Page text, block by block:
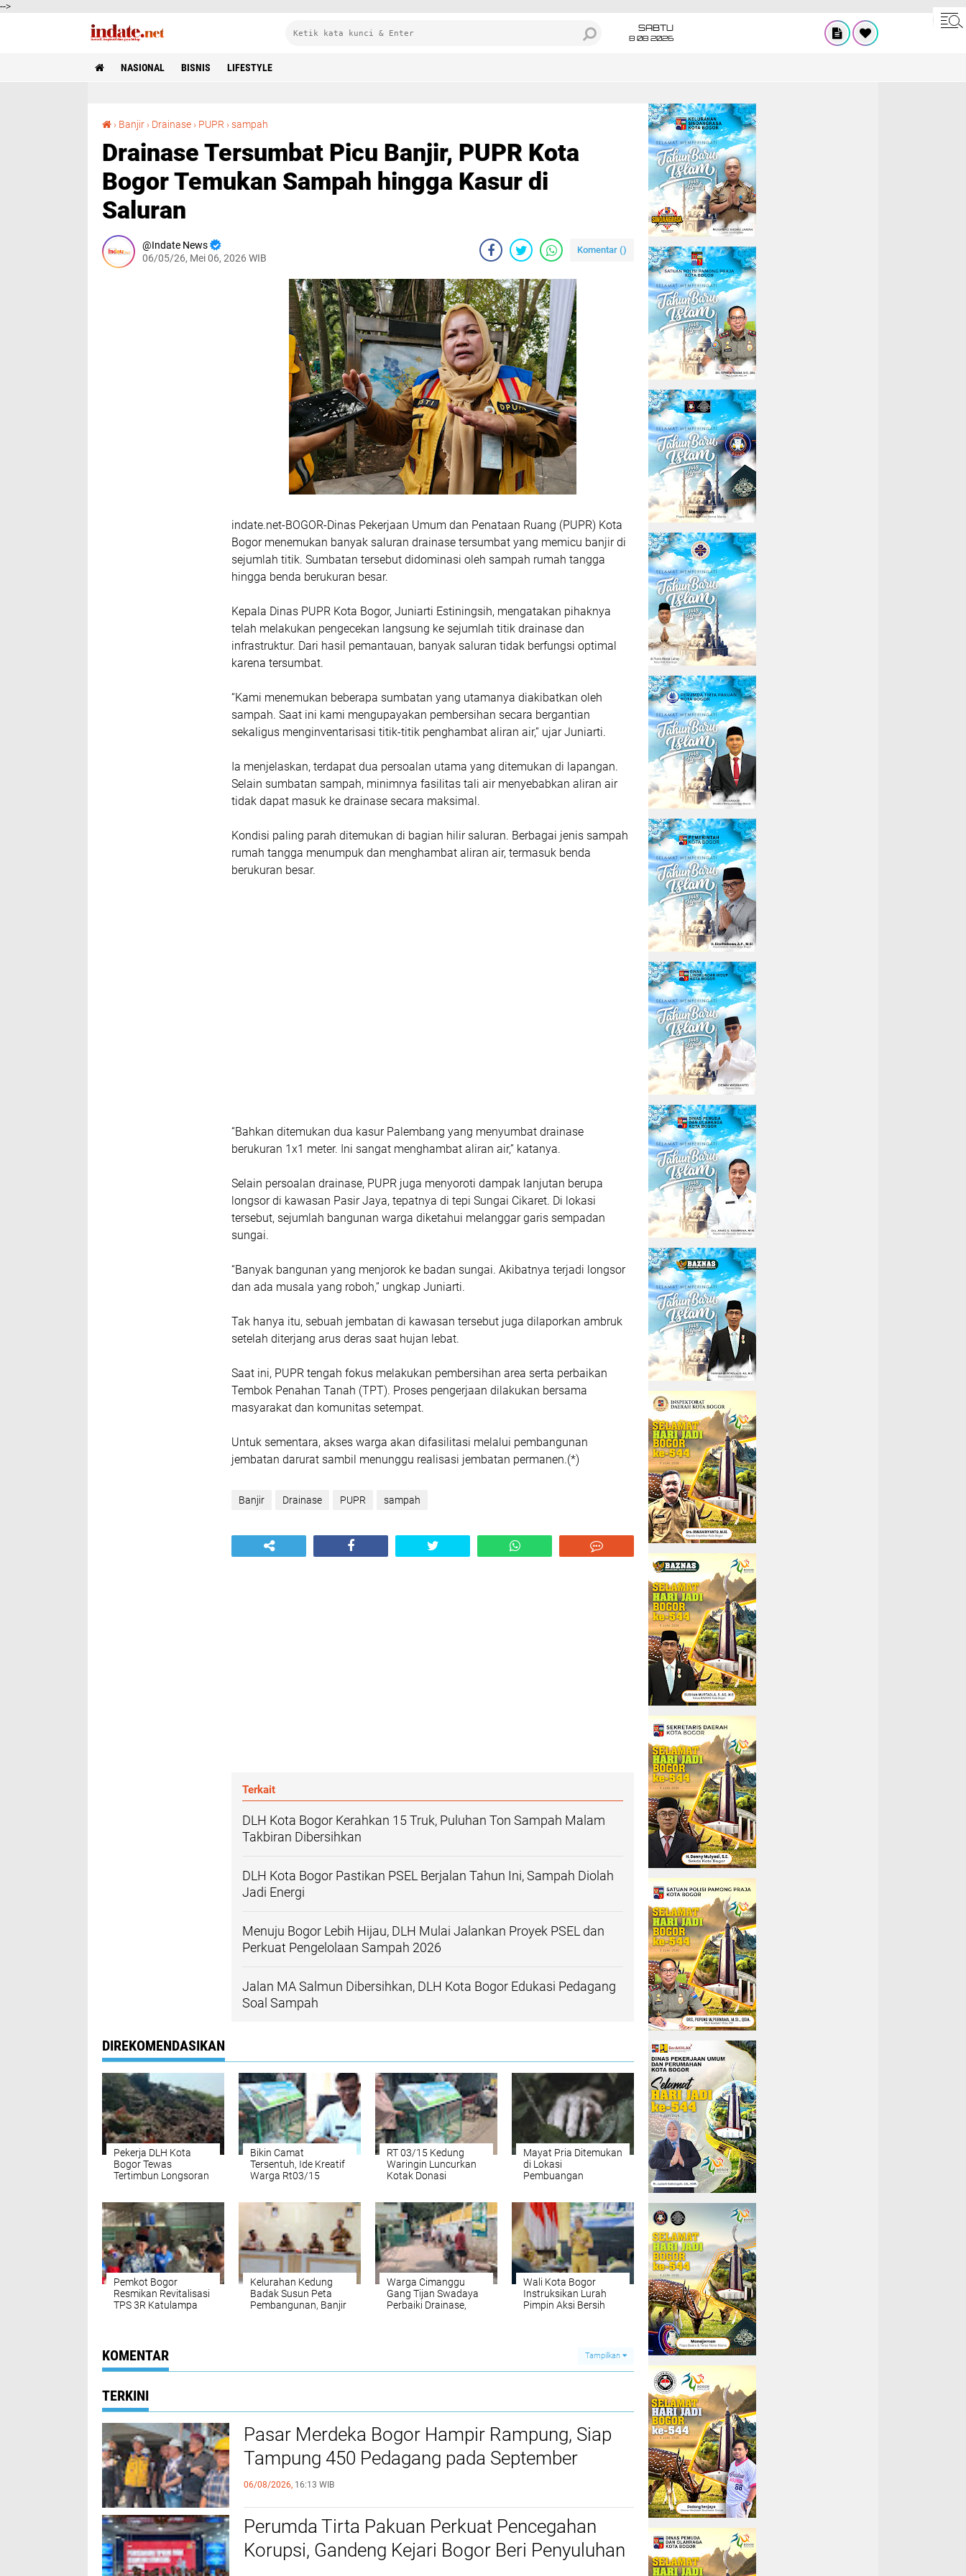
-->
SABTU
8 08 2026
NASIONAL BISNIS LIFESTYLE
› Banjir › Drainase › PUPR ›sampah
Drainase Tersumbat Picu Banjir, PUPR Kota
Bogor Temukan Sampah hingga Kasur di
Saluran
Indate News
06/05/26, Mei 06, 2026 WIB
Komentar ()
indate.net-BOGOR-Dinas Pekerjaan Umum dan Penataan Ruang (PUPR) Kota
Bogor menemukan banyak saluran drainase tersumbat yang memicu banjir di
sejumlah titik. Sumbatan tersebut didominasi oleh sampah rumah tangga
hingga benda berukuran besar.
Kepala Dinas PUPR Kota Bogor, Juniarti Estiningsih, mengatakan pihaknya
telah melakukan pengecekan langsung ke sejumlah titik drainase dan
infrastruktur. Dari hasil pemantauan, banyak saluran tidak berfungsi optimal
karena tersumbat.
“Kami menemukan beberapa sumbatan yang utamanya diakibatkan oleh
sampah. Saat ini kami mengupayakan pembersihan secara bergantian
sekaligus menginventarisasi titik-titik penghambat aliran air,” ujar Juniarti.
Ia menjelaskan, terdapat dua persoalan utama yang ditemukan di lapangan.
Selain sumbatan sampah, minimnya fasilitas tali air menyebabkan aliran air
tidak dapat masuk ke drainase secara maksimal.
Kondisi paling parah ditemukan di bagian hilir saluran. Berbagai jenis sampah
rumah tangga menumpuk dan menghambat aliran air, termasuk benda
berukuran besar.
“Bahkan ditemukan dua kasur Palembang yang menyumbat drainase
berukuran 1x1 meter. Ini sangat menghambat aliran air,” katanya.
Selain persoalan drainase, PUPR juga menyoroti dampak lanjutan berupa
longsor di kawasan Pasir Jaya, tepatnya di tepi Sungai Cikaret. Di lokasi
tersebut, sejumlah bangunan warga diketahui melanggar garis sempadan
sungai.
“Banyak bangunan yang menjorok ke badan sungai. Akibatnya terjadi longsor
dan ada musala yang roboh,” ungkap Juniarti.
Tak hanya itu, sebuah jembatan di kawasan tersebut juga dilaporkan ambruk
setelah diterjang arus deras saat hujan lebat.
Saat ini, PUPR tengah fokus melakukan pembersihan area serta perbaikan
Tembok Penahan Tanah (TPT). Proses pengerjaan dilakukan bersama
masyarakat dan komunitas setempat.
Untuk sementara, akses warga akan difasilitasi melalui pembangunan
jembatan darurat sambil menunggu realisasi jembatan permanen.(*)
Banjir Drainase PUPR sampah
Terkait
DLH Kota Bogor Kerahkan 15 Truk, Puluhan Ton Sampah Malam
Takbiran Dibersihkan
DLH Kota Bogor Pastikan PSEL Berjalan Tahun Ini, Sampah Diolah
Jadi Energi
Menuju Bogor Lebih Hijau, DLH Mulai Jalankan Proyek PSEL dan
Perkuat Pengelolaan Sampah 2026
Jalan MA Salmun Dibersihkan, DLH Kota Bogor Edukasi Pedagang
Soal Sampah
DIREKOMENDASIKAN
Pekerja DLH Kota
Bogor Tewas
Tertimbun Longsoran
Bikin Camat
Tersentuh, Ide Kreatif
Warga Rt03/15
RT 03/15 Kedung
Waringin Luncurkan
Kotak Donasi
Mayat Pria Ditemukan
di Lokasi
Pembuangan
Misterius
Pemkot Bogor
Resmikan Revitalisasi
TPS 3R Katulampa
Kelurahan Kedung
Badak Susun Peta
Pembangunan, Banjir
Warga Cimanggu
Gang Tijan Swadaya
Perbaiki Drainase,
Wali Kota Bogor
Instruksikan Lurah
Pimpin Aksi Bersih
KOMENTAR Tampilkan
TERKINI
Pasar Merdeka Bogor Hampir Rampung, Siap
Tampung 450 Pedagang pada September
06/08/2026, 16:13 WIB
Perumda Tirta Pakuan Perkuat Pencegahan
Korupsi, Gandeng Kejari Bogor Beri Penyuluhan